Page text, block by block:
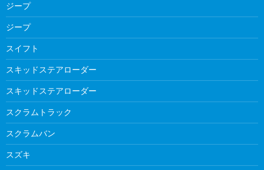
ジープ
ジープ
スイフト
スキッドステアローダー
スキッドステアローダー
スクラムトラック
スクラムバン
スズキ